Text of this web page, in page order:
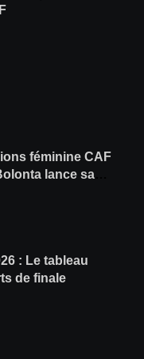
féminine CAF
lance sa
en Gambie
: Le tableau
de finale